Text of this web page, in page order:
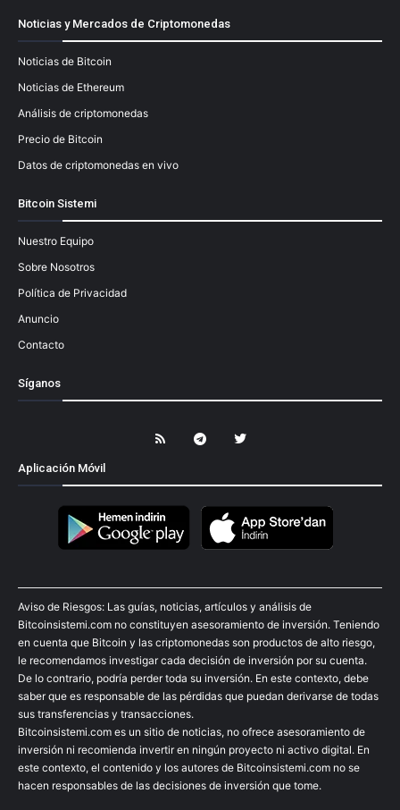
Noticias y Mercados de Criptomonedas
Noticias de Bitcoin
Noticias de Ethereum
Análisis de criptomonedas
Precio de Bitcoin
Datos de criptomonedas en vivo
Bitcoin Sistemi
Nuestro Equipo
Sobre Nosotros
Política de Privacidad
Anuncio
Contacto
Síganos
Aplicación Móvil
Aviso de Riesgos: Las guías, noticias, artículos y análisis de
Bitcoinsistemi.com no constituyen asesoramiento de inversión. Teniendo
en cuenta que Bitcoin y las criptomonedas son productos de alto riesgo,
le recomendamos investigar cada decisión de inversión por su cuenta.
De lo contrario, podría perder toda su inversión. En este contexto, debe
saber que es responsable de las pérdidas que puedan derivarse de todas
sus transferencias y transacciones.
Bitcoinsistemi.com es un sitio de noticias, no ofrece asesoramiento de
inversión ni recomienda invertir en ningún proyecto ni activo digital. En
este contexto, el contenido y los autores de Bitcoinsistemi.com no se
hacen responsables de las decisiones de inversión que tome.